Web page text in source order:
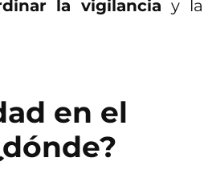
la vigilanciay la
en el